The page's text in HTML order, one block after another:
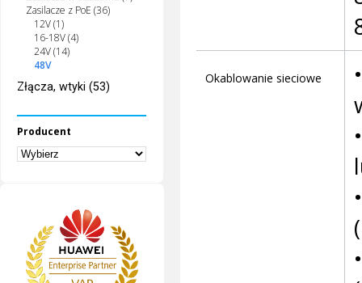
Zasilacze z PoE (36)
12V (1)
16-18V (4)
24V (14)
48V
Złącza, wtyki (53)
Producent
Okablowanie sieciowe